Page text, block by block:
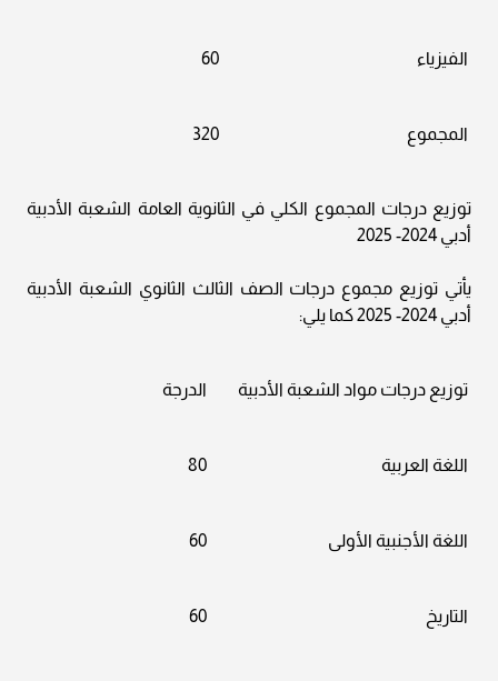
الفيزياء 60
المجموع 320
توزيع درجات المجموع الكلي في الثانوية العامة الشعبة الأدبية
أدبي 2024- 2025
يأتي توزيع مجموع درجات الصف الثالث الثانوي الشعبة الأدبية
أدبي 2024- 2025 كما يلي:
توزيع درجات مواد الشعبة الأدبية الدرجة
اللغة العربية 80
اللغة الأجنبية الأولى 60
التاريخ 60